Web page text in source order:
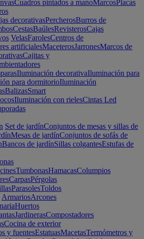
Cuadros pintados a manoMarcosPlacas
decorativasPercherosBurros de
CestasBaúlesRevisterosCajas
VelasFarolesCentros de
artificialesMaceterosJarronesMarcos de
Cajitas y
Iluminación decorativaIluminación para
para dormitorioIluminación
BalizasSmart
Iluminación con rielesCintas Led
Set de jardínConjuntos de mesas y sillas de
Mesas de jardínConjuntos de sofás de
Bancos de jardínSillas colgantesEstufas de
TumbonasHamacasColumpios
CarpasPérgolas
ParasolesToldos
ArmariosArcones
Huertos
JardinerasCompostadores
Cocina de exterior
y fuentesEstatuasMacetasTermómetros y